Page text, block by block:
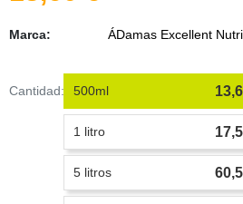
Marca: ÁDamas Excellent
Cantidad: 500ml
1 litro
5 litros